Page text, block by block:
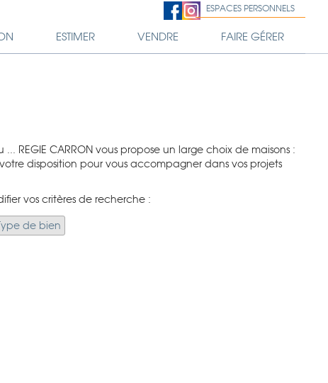
ESPACES PERSONNELS
ESTIMER VENDRE FAIRE GÉRER
REGIE CARRON vous propose un large choix de maisons :
disposition pour vous accompagner dans vos projets
vos critères de recherche :
de bien